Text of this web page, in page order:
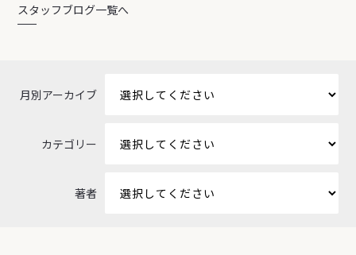
スタッフブログ一覧へ
月別アーカイブ
カテゴリー
著者